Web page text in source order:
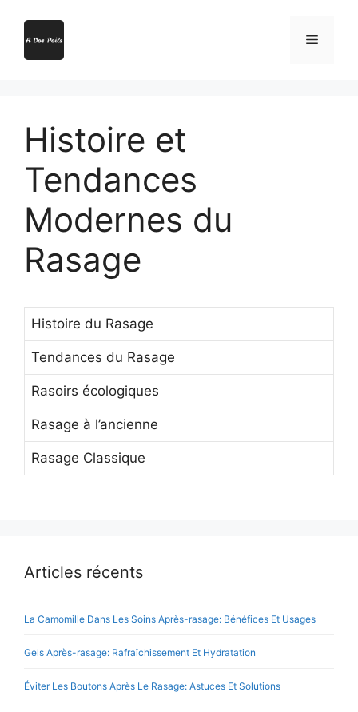
Menu
Histoire et
Tendances
Modernes du
Rasage
Histoire du Rasage
Tendances du Rasage
Rasoirs écologiques
Rasage à l’ancienne
Rasage Classique
Articles récents
La Camomille Dans Les Soins Après-rasage: Bénéfices Et Usages
Gels Après-rasage: Rafraîchissement Et Hydratation
Éviter Les Boutons Après Le Rasage: Astuces Et Solutions